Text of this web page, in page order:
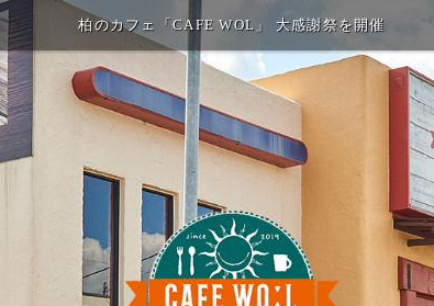
柏のカフェ「CAFE WOL」 大感謝祭を開催